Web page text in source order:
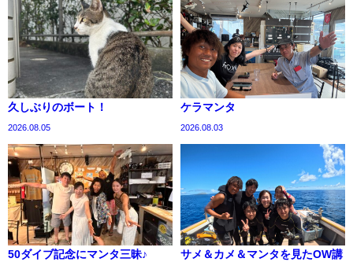
久しぶりのボート！
2026.08.05
ケラマンタ
2026.08.03
50ダイブ記念にマンタ三昧♪
サメ＆カメ＆マンタを見たOW講